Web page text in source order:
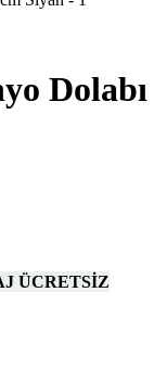
Dolabı
ÜCRETSİZ